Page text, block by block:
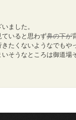
ました。
ていると思わず鼻の下が
たくないようなでもや
いそうなところは御道場